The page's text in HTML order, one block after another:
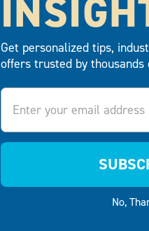
Get personalized tips,
offers trusted by
Email
No,